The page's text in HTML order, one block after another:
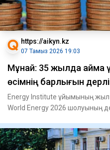
https://aikyn.kz
07 Тамыз 2026 19:03
Мұнай: 35 жылда аймақ
өсімнің барлығын
Energy Institute ұйымының
World Energy 2026 шолуының